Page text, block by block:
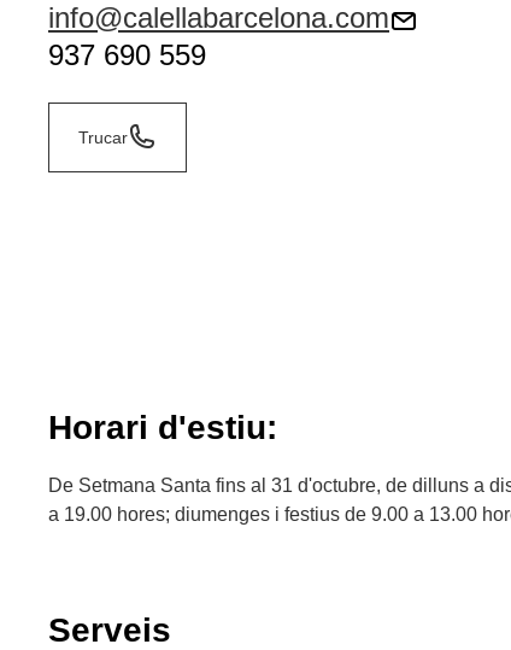
info@calellabarcelona.com
937 690 559
Trucar
Horari d'estiu:
De Setmana Santa fins al 31 d'octubre, de dilluns a
a 19.00 hores; diumenges i festius de 9.00 a 13.00
Serveis